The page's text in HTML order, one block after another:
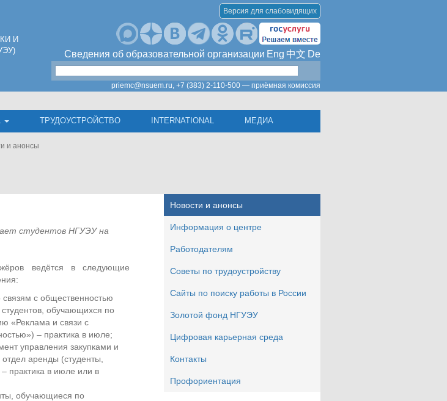
И
Версия для слабовидящих
Сведения об образовательной организации Eng 中文 De
priemc@nsuem.ru, +7 (383) 2-110-500 — приёмная комиссия
ТРУДОУСТРОЙСТВО INTERNATIONAL МЕДИА
и анонсы
Новости и анонсы
Информация о центре
Работодателям
Советы по трудоустройству
Сайты по поиску работы в России
Золотой фонд НГУЭУ
Цифровая карьерная среда
Контакты
Профориентация
студентов НГУЭУ на
ведётся в следующие
связям с общественностью
студентов, обучающихся по
«Реклама и связи с
– практика в июле;
управления закупками и
отдел аренды (студенты,
практика в июле или в
обучающиеся по